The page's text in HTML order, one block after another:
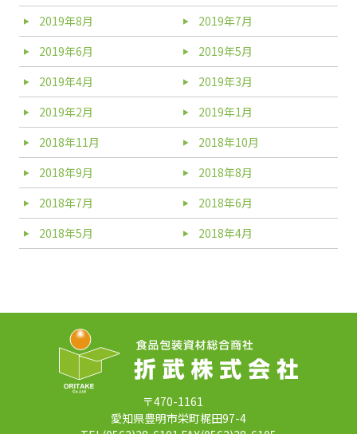
2019年8月
2019年7月
2019年6月
2019年5月
2019年4月
2019年3月
2019年2月
2019年1月
2018年11月
2018年10月
2018年9月
2018年8月
2018年7月
2018年6月
2018年5月
2018年4月
〒470-1161
愛知県豊明市栄町梶田97-4